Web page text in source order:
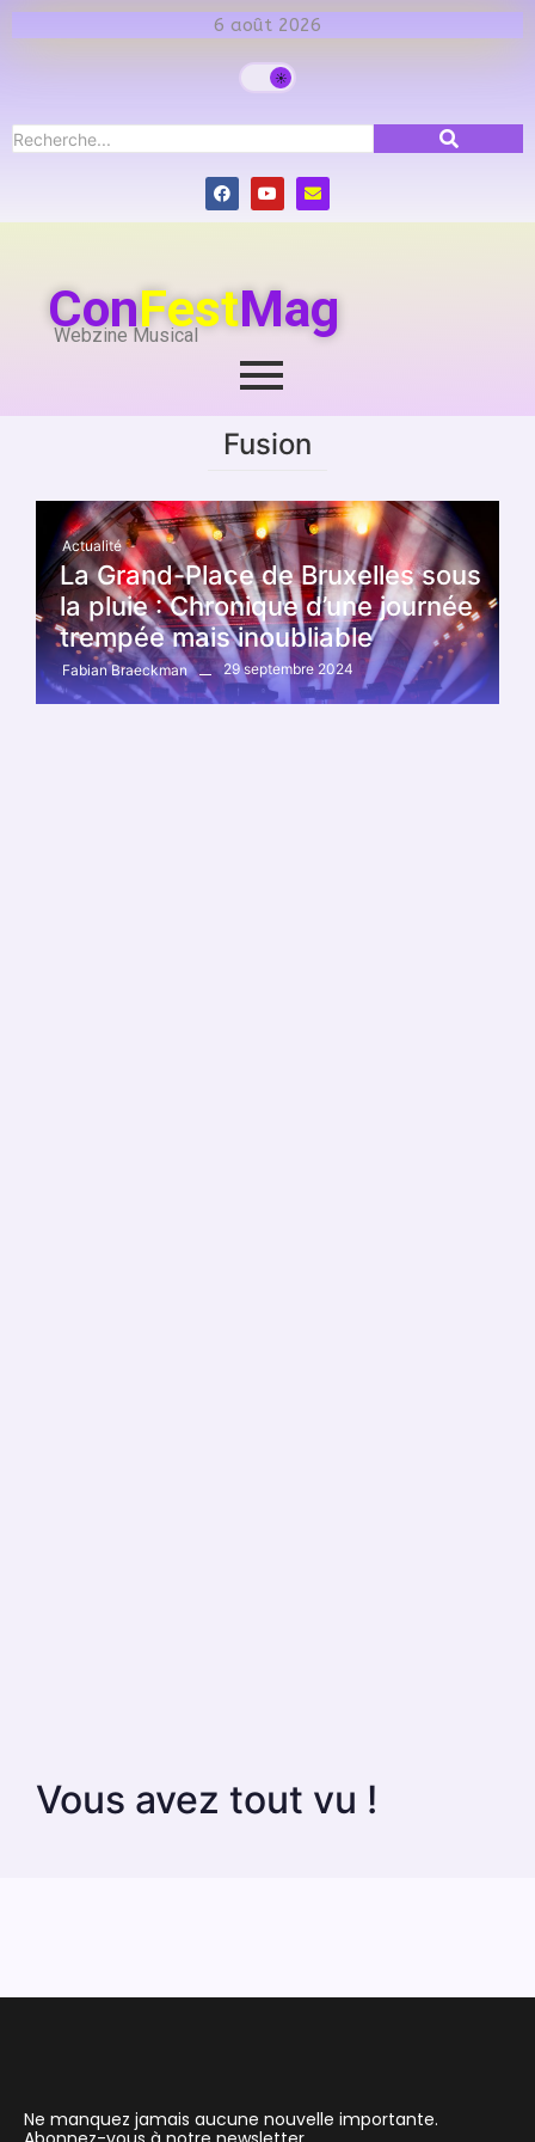
6 août 2026
ConFestMag
Webzine Musical
Fusion
Actualité
La Grand-Place de Bruxelles sous
la pluie : Chronique d’une journée
trempée mais inoubliable
Fabian Braeckman 29 septembre 2024
Vous avez tout vu !
Ne manquez jamais aucune nouvelle importante.